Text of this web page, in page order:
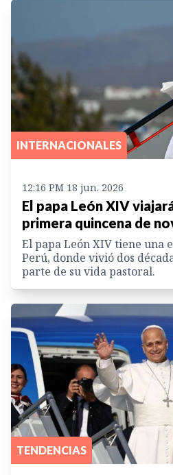
INTERNACIONALES
12:16 PM 18 jun. 2026
El papa León XIV
primera quincena de
El papa León XIV tiene una
Perú, donde vivió dos
parte de su vida pastoral.
TENDENCIAS